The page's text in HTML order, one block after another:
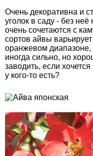
Очень декоративна и
уголок в саду - без неё
очень сочетаются с
сортов айвы
оранжевом диапазоне,
иногда сильно, но
заводить, если
у кого-то есть?